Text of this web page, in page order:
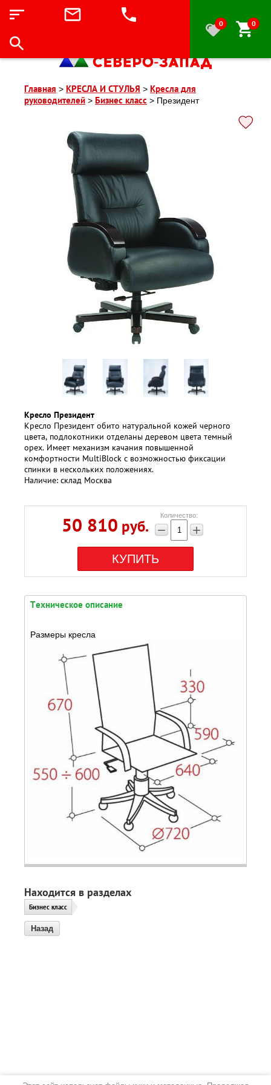
0
0
Главная > КРЕСЛА И СТУЛЬЯ > Кресла для
руководителей > Бизнес класс > Президент
Кресло Президент
Кресло Президент обито натуральной кожей черного
цвета, подлокотники отделаны деревом цвета темный
орех. Имеет механизм качания повышенной
комфортности MultiBlock с возможностью фиксации
спинки в нескольких положениях.
Наличие: склад Москва
50 810 руб.
Количество:
− +
КУПИТЬ
Техническое описание
Размеры кресла
Находится в разделах
Бизнес класс
Назад